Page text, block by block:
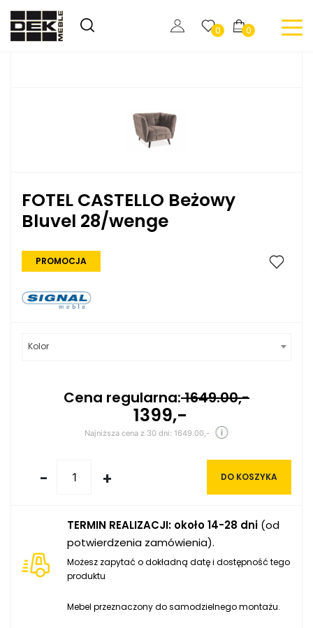
0 0
FOTEL CASTELLO Beżowy
Bluvel 28/wenge
PROMOCJA
Kolor
Cena regularna:1649.00,-
1399,-
Najniższa cena z 30 dni: 1649.00,-
- + DO KOSZYKA
TERMIN REALIZACJI: około 14-28 dni (od
potwierdzenia zamówienia).
Możesz zapytać o dokładną datę i dostępność tego
produktu
Mebel przeznaczony do samodzielnego montażu.